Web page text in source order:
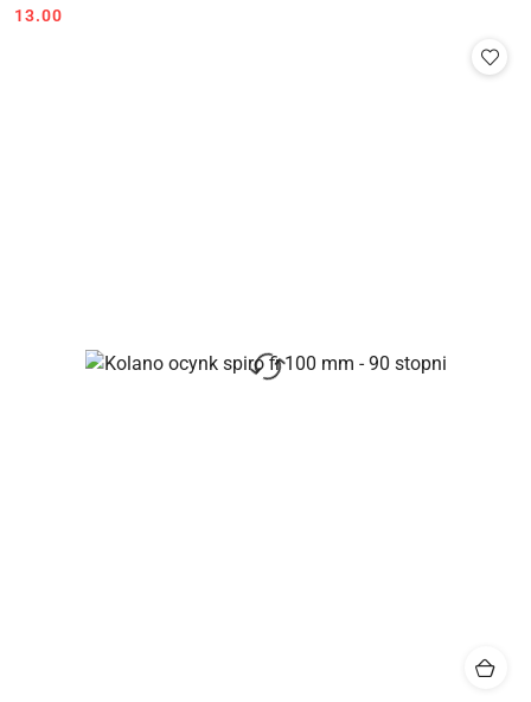
Cena:
Cena:
13.00